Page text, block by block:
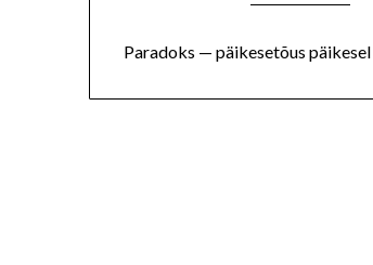
Paradoks — päikesetõus päikesel